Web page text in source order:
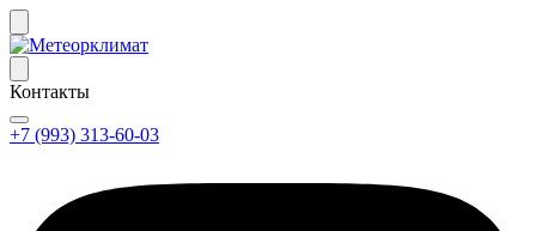
Контакты
+7 (993) 313-60-03